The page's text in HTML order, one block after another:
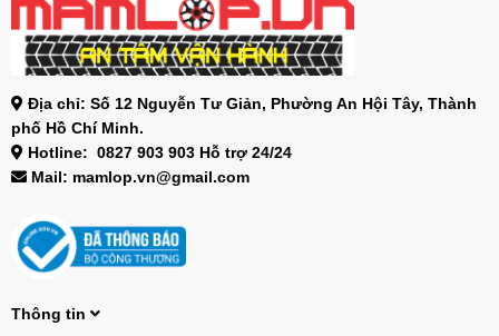
Địa chỉ: Số 12 Nguyễn Tư Giản, Phường An Hội Tây, Thành
phố Hồ Chí Minh.
Hotline: 0827 903 903 Hỗ trợ 24/24
Mail: mamlop.vn@gmail.com
Thông tin